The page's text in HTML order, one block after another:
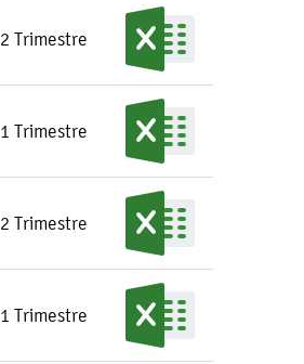
2 Trimestre
1 Trimestre
2 Trimestre
1 Trimestre